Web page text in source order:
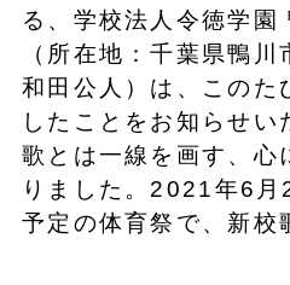
る、学校法人令徳学園
（所在地：千葉県鴨川
和田公人）は、このた
したことをお知らせい
歌とは一線を画す、心
りました。2021年6月
予定の体育祭で、新校